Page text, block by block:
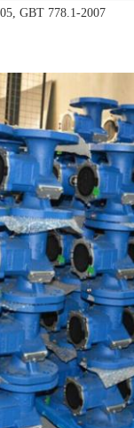
GBT 778.1-2007